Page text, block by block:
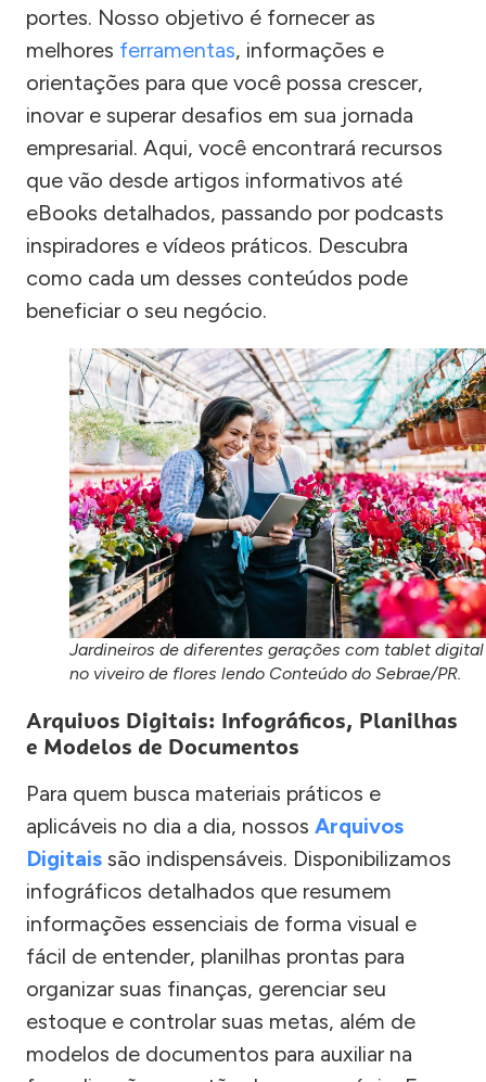
portes. Nosso objetivo é fornecer as
melhores ferramentas, informações e
orientações para que você possa crescer,
inovar e superar desafios em sua jornada
empresarial. Aqui, você encontrará recursos
que vão desde artigos informativos até
eBooks detalhados, passando por podcasts
inspiradores e vídeos práticos. Descubra
como cada um desses conteúdos pode
beneficiar o seu negócio.
Jardineiros de diferentes gerações com tablet digital
no viveiro de flores lendo Conteúdo do Sebrae/PR.
Arquivos Digitais: Infográficos, Planilhas
e Modelos de Documentos
Para quem busca materiais práticos e
aplicáveis no dia a dia, nossos Arquivos
Digitais são indispensáveis. Disponibilizamos
infográficos detalhados que resumem
informações essenciais de forma visual e
fácil de entender, planilhas prontas para
organizar suas finanças, gerenciar seu
estoque e controlar suas metas, além de
modelos de documentos para auxiliar na